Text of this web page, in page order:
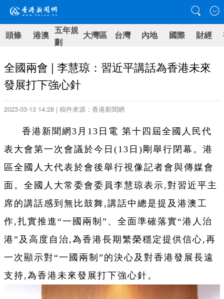
頭條 港澳 五年規
劃
大灣區 台灣 內地 國際 財經
全國兩會 | 李慧琼：習近平講話為香港未來
發展打下強心針
2023-03-13 14:28 | 稿件來源：香港新聞網
香港新聞網3月13日電 第十四屆全國人民代
表大會第一次會議於今日(13日)剛舉行閉幕。港
區全國人大代表於會後舉行視像記者會與傳媒會
面。全國人大常委會委員李慧琼表示,對習近平主
席的講話感到無比鼓舞,講話中總是提及港澳工
作,扎實推進“一國兩制”、全面準確落實“港人治
港”及高度自治,為香港長期繁榮穩定提供信心,再
一次顯示對“一國兩制”的決心及對香港發展長遠
支持,為香港未來發展打下強心針。